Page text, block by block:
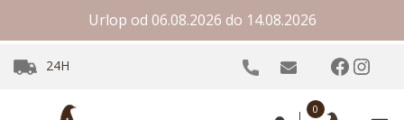
Urlop od 06.08.2026 do 14.08.2026
24H
0